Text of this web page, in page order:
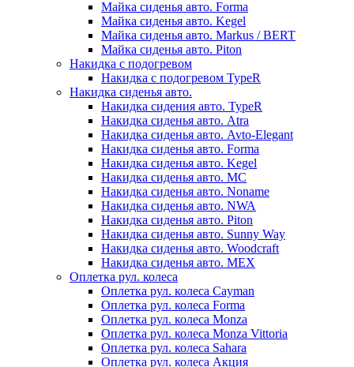
Майка сиденья авто. Forma
Майка сиденья авто. Kegel
Майка сиденья авто. Markus / BERT
Майка сиденья авто. Piton
Накидка с подогревом
Накидка с подогревом TypeR
Накидка сиденья авто.
Накидка сидения авто. TypeR
Накидка сиденья авто. Atra
Накидка сиденья авто. Avto-Elegant
Накидка сиденья авто. Forma
Накидка сиденья авто. Kegel
Накидка сиденья авто. MC
Накидка сиденья авто. Noname
Накидка сиденья авто. NWA
Накидка сиденья авто. Piton
Накидка сиденья авто. Sunny Way
Накидка сиденья авто. Woodcraft
Накидка сиденья авто. МЕХ
Оплетка рул. колеса
Оплетка рул. колеса Cayman
Оплетка рул. колеса Forma
Оплетка рул. колеса Monza
Оплетка рул. колеса Monza Vittoria
Оплетка рул. колеса Sahara
Оплетка рул. колеса Акция